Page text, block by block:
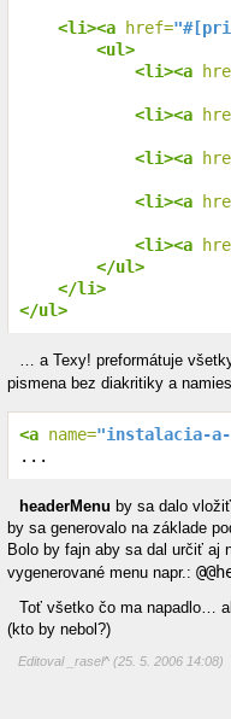
<li><a href=
<ul>
<li><a
<li><a
<li><a
<li><a
<li><a
</ul>
</li>
</ul>
… a Texy! preformátuje
pismena bez diakritiky a
<a name="instalacia-a-
...
headerMenu by sa dalo
by sa generovalo na základe
Bolo by fajn aby sa dal určiť aj
vygenerované menu napr.:
Toť všetko čo ma napadlo…
(kto by nebol?)
Editoval _rasel^ (25. 5. 2006 14:08)